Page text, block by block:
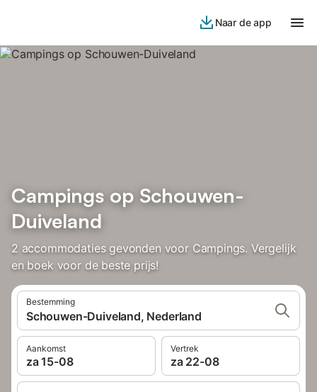
Naar de app
Campings op Schouwen-
Duiveland
2 accommodaties gevonden voor Campings. Vergelijk
en boek voor de beste prijs!
Bestemming
Schouwen-Duiveland, Nederland
Aankomst
za 15-08
Vertrek
za 22-08